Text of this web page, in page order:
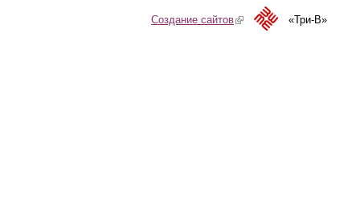
Создание сайтов(link is external)«Три-В»